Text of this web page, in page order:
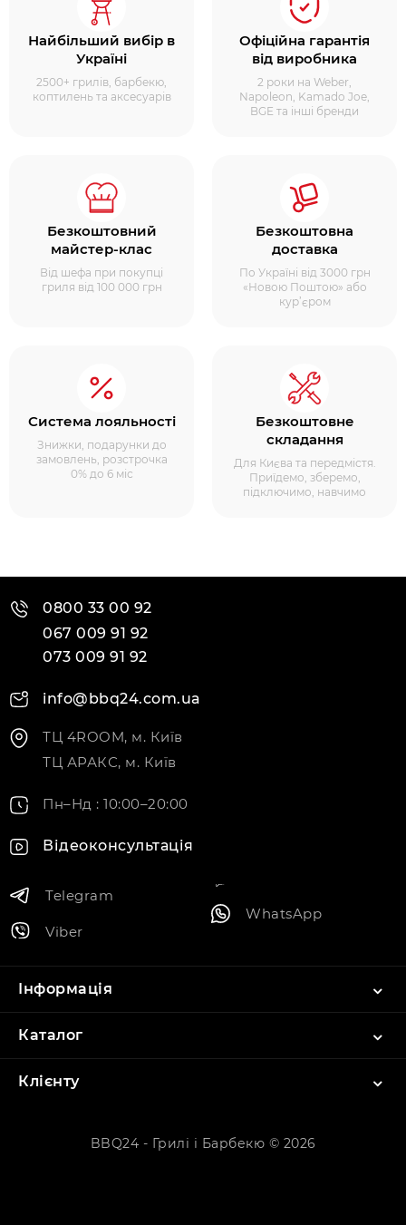
Найбільший вибір в
Україні
2500+ грилів, барбекю,
коптилень та аксесуарів
Офіційна гарантія
від виробника
2 роки на Weber,
Napoleon, Kamado Joe,
BGE та інші бренди
Безкоштовний
майстер-клас
Від шефа при покупці
гриля від 100 000 грн
Безкоштовна
доставка
По Україні від 3000 грн
«Новою Поштою» або
кур’єром
Система лояльності
Знижки, подарунки до
замовлень, розстрочка
0% до 6 міс
Безкоштовне
складання
Для Києва та передмістя.
Приїдемо, зберемо,
підключимо, навчимо
0800 33 00 92
067 009 91 92
073 009 91 92
info@bbq24.com.ua
ТЦ 4ROOM, м. Київ
ТЦ АРАКС, м. Київ
Пн–Нд : 10:00–20:00
Відеоконсультація
Telegram
Viber
WhatsApp
Інформація
Каталог
Клієнту
BBQ24 - Грилі і Барбекю © 2026